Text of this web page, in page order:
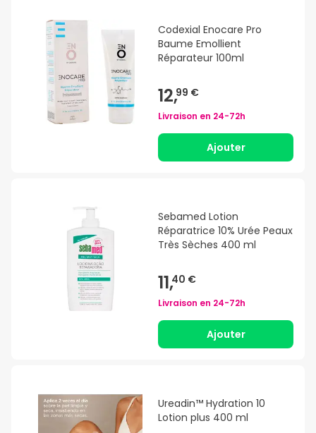
Codexial Enocare Pro
Baume Emollient
Réparateur 100ml
12,99 €
Livraison en 24-72h
Ajouter
Sebamed Lotion
Réparatrice 10% Urée Peaux
Très Sèches 400 ml
11,40 €
Livraison en 24-72h
Ajouter
Ureadin™ Hydration 10
Lotion plus 400 ml